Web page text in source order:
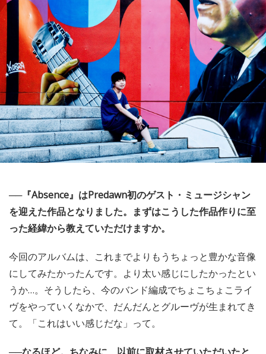
──『Absence』はPredawn初のゲスト・ミュージシャン
を迎えた作品となりました。まずはこうした作品作りに至
った経緯から教えていただけますか。
今回のアルバムは、これまでよりもうちょっと豊かな音像
にしてみたかったんです。より太い感じにしたかったとい
うか…。そうしたら、今のバンド編成でちょこちょこライ
ヴをやっていくなかで、だんだんとグルーヴが生まれてき
て。「これはいい感じだな」って。